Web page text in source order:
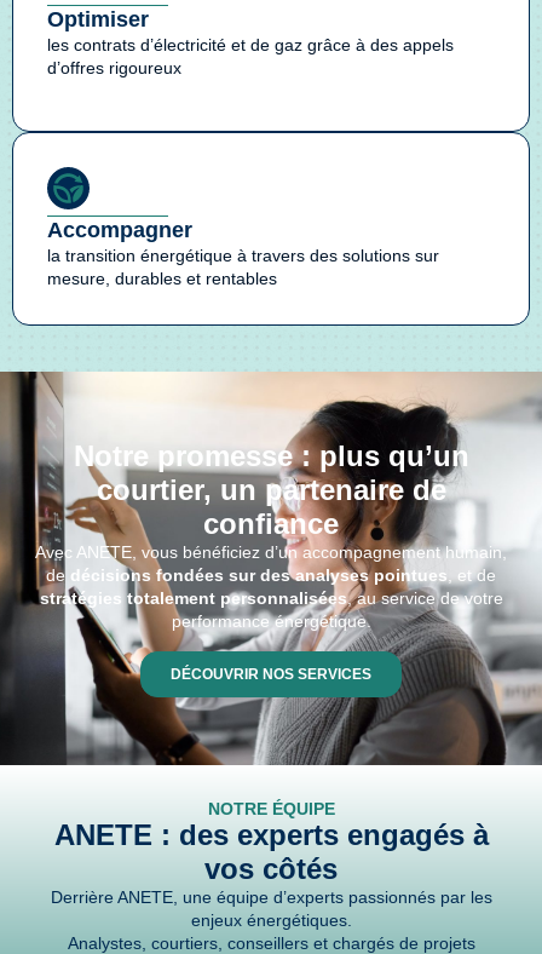
Optimiser
les contrats d’électricité et de gaz grâce à des appels
d’offres rigoureux
Accompagner
la transition énergétique à travers des solutions sur
mesure, durables et rentables
Notre promesse : plus qu’un
courtier, un partenaire de
confiance
Avec ANETE, vous bénéficiez d’un accompagnement humain,
de décisions fondées sur des analyses pointues, et de
stratégies totalement personnalisées, au service de votre
performance énergétique.
DÉCOUVRIR NOS SERVICES
NOTRE ÉQUIPE
ANETE : des experts engagés à
vos côtés
Derrière ANETE, une équipe d’experts passionnés par les
enjeux énergétiques.
Analystes, courtiers, conseillers et chargés de projets